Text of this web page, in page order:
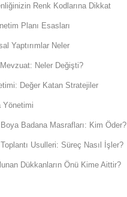
Renk Kodlarına Dikkat
Planı Esasları
Yaptırımlar Neler
Neler Değişti?
Değer Katan Stratejiler
Yönetimi
Badana Masrafları: Kim Öder?
Usulleri: Süreç Nasıl İşler?
Dükkanların Önü Kime Aittir?